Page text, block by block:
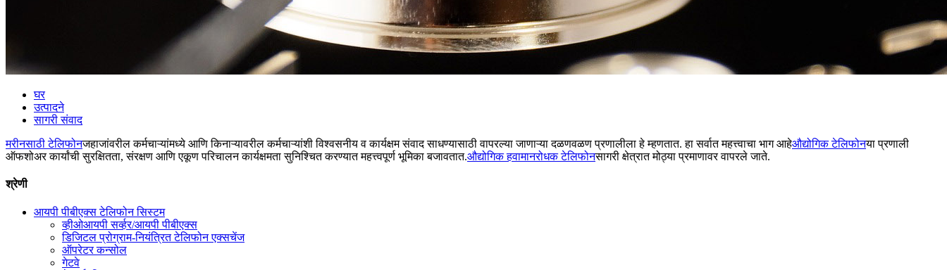
घर
उत्पादने
सागरी संवाद
मरीनसाठी टेलिफोनजहाजांवरील कर्मचाऱ्यांमध्ये आणि किनाऱ्यावरील कर्मचाऱ्यांशी विश्वसनीय व कार्यक्षम संवाद साधण्यासाठी वापरल्या जाणाऱ्या दळणवळण प्रणालीला हे म्हणतात. हा सर्वात महत्त्वाचा भाग आहेऔद्योगिक टेलिफोनया प्रणाली
ऑफशोअर कार्यांची सुरक्षितता, संरक्षण आणि एकूण परिचालन कार्यक्षमता सुनिश्चित करण्यात महत्त्वपूर्ण भूमिका बजावतात.औद्योगिक हवामानरोधक टेलिफोनसागरी क्षेत्रात मोठ्या प्रमाणावर वापरले जाते.
श्रेणी
आयपी पीबीएक्स टेलिफोन सिस्टम
व्हीओआयपी सर्व्हर/आयपी पीबीएक्स
डिजिटल प्रोग्राम-नियंत्रित टेलिफोन एक्सचेंज
ऑपरेटर कन्सोल
गेटवे